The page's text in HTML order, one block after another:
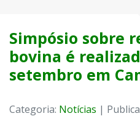
Simpósio sobre
bovina é
setembro em
Categoria: Notícias |